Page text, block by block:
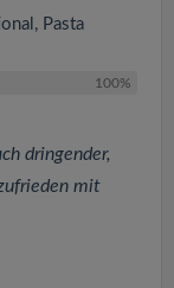
Pasta
100%
dringender,
mit